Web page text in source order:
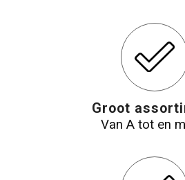
Groot
Van A tot en